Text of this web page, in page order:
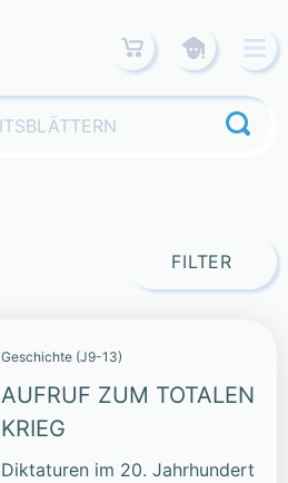
FILTER
Geschichte (J9-13)
AUFRUF ZUM TOTALEN
KRIEG
Diktaturen im 20. Jahrhundert